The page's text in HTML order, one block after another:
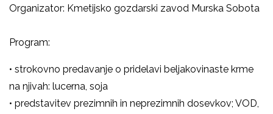
Organizator: Kmetijsko gozdarski zavod Murska Sobota
Program:
• strokovno predavanje o pridelavi beljakovinaste krme
na njivah: lucerna, soja
• predstavitev prezimnih in neprezimnih dosevkov; VOD,